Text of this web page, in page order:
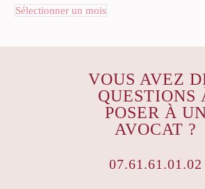
Sélectionner un mois
VOUS AVEZ
QUESTIONS
POSER À
AVOCAT ?
07.61.61.01.02